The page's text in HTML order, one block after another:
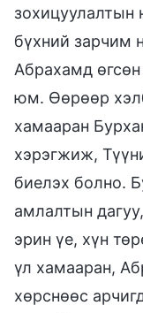
зохицуулалтын
бүхний зарчим
Абрахамд
юм. Өөрөөр
хамааран
хэрэгжиж,
биелэх болно.
амлалтын
эрин үе, хүн
үл хамааран,
хөрснөөс